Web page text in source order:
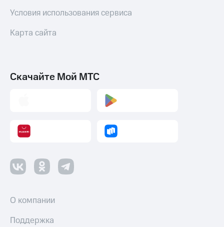
Условия использования сервиса
Карта сайта
Скачайте Мой МТС
О компании
Поддержка